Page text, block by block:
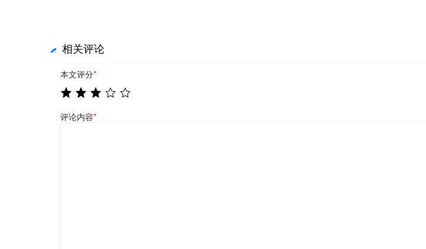
相关评论
本文评分*
评论内容*